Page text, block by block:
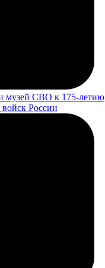
музей СВО к 175-летию
России